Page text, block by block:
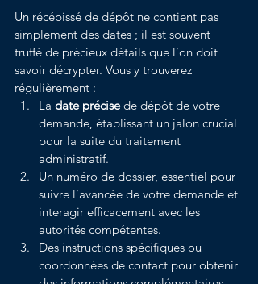
Un récépissé de dépôt ne contient pas
simplement des dates ; il est souvent
truffé de précieux détails que l’on doit
savoir décrypter. Vous y trouverez
régulièrement :
La date précise de dépôt de votre
demande, établissant un jalon crucial
pour la suite du traitement
administratif.
Un numéro de dossier, essentiel pour
suivre l’avancée de votre demande et
interagir efficacement avec les
autorités compétentes.
Des instructions spécifiques ou
coordonnées de contact pour obtenir